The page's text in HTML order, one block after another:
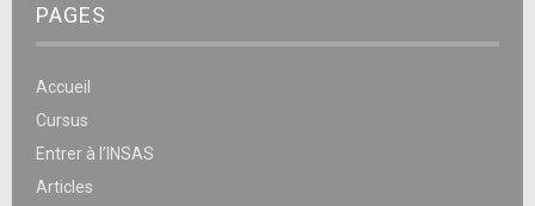
PAGES
Accueil
Cursus
Entrer à l’INSAS
Articles